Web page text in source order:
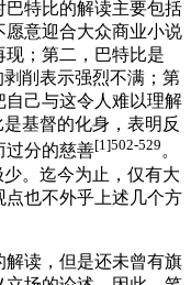
特比的解读主要包括
愿意迎合大众商业小说
；第二，巴特比是
削表示强烈不满；第
己与这令人难以理解
基督的化身，表明反
过分的慈善[1]502-529。
。迄今为止，仅有大
点也不外乎上述几个方
读，但是还未曾有旗